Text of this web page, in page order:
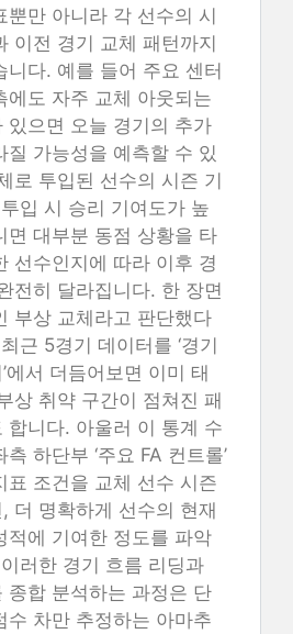
뿐만 아니라 각 선수의 시
이전 경기 교체 패턴까지
니다. 예를 들어 주요 센터
에도 자주 교체 아웃되는
있으면 오늘 경기의 추가
질 가능성을 예측할 수 있
로 투입된 선수의 시즌 기
입 시 승리 기여도가 높
면 대부분 동점 상황을 타
선수인지에 따라 이후 경
전히 달라집니다. 한 장면
부상 교체라고 판단했다
근 5경기 데이터를 ‘경기
에서 더듬어보면 이미 태
상 취약 구간이 점쳐진 패
합니다. 아울러 이 통계 수
하단부 ‘주요 FA 컨트롤’
표 조건을 교체 선수 시즌
더 명확하게 선수의 현재
적에 기여한 정도를 파악
러한 경기 흐름 리딩과
종합 분석하는 과정은 단
수 차만 추정하는 아마추